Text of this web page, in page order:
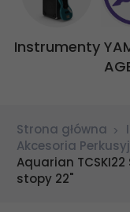
Instrumenty
Strona główna
Akcesoria
Aquarian
stopy 22"